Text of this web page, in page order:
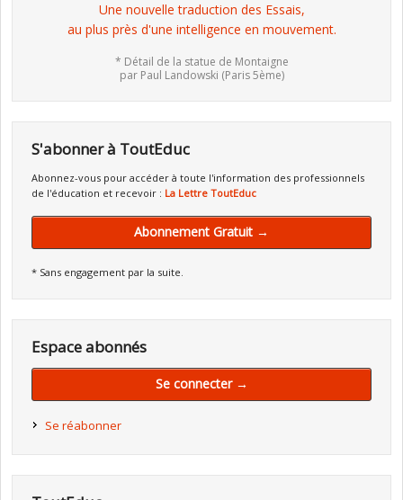
Une nouvelle traduction des Essais,
au plus près d'une intelligence en mouvement.
* Détail de la statue de Montaigne
par Paul Landowski (Paris 5ème)
S'abonner à ToutEduc
Abonnez-vous pour accéder à toute l'information des professionnels
de l'éducation et recevoir : La Lettre ToutEduc
Abonnement Gratuit →
* Sans engagement par la suite.
Espace abonnés
Se connecter →
Se réabonner